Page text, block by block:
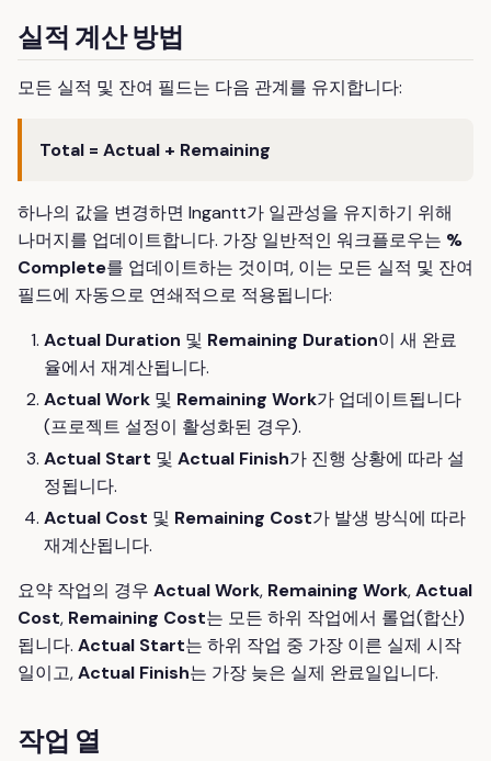
실적 계산 방법
모든 실적 및 잔여 필드는 다음 관계를 유지합니다:
Total = Actual + Remaining
하나의 값을 변경하면 Ingantt가 일관성을 유지하기 위해
나머지를 업데이트합니다. 가장 일반적인 워크플로우는 %
Complete를 업데이트하는 것이며, 이는 모든 실적 및 잔여
필드에 자동으로 연쇄적으로 적용됩니다:
Actual Duration 및 Remaining Duration이 새 완료
율에서 재계산됩니다.
Actual Work 및 Remaining Work가 업데이트됩니다
(프로젝트 설정이 활성화된 경우).
Actual Start 및 Actual Finish가 진행 상황에 따라 설
정됩니다.
Actual Cost 및 Remaining Cost가 발생 방식에 따라
재계산됩니다.
요약 작업의 경우 Actual Work, Remaining Work,Actual
Cost, Remaining Cost는 모든 하위 작업에서 롤업(합산)
됩니다. Actual Start는 하위 작업 중 가장 이른 실제 시작
일이고,Actual Finish는 가장 늦은 실제 완료일입니다.
작업 열